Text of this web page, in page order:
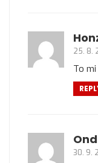
25. 8.
To
30. 9.